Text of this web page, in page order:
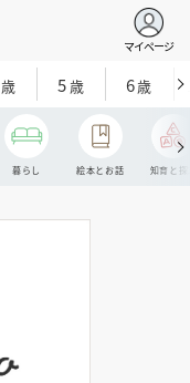
マイページ
歳 5歳 6歳
暮らし 絵本とお話 知育と探